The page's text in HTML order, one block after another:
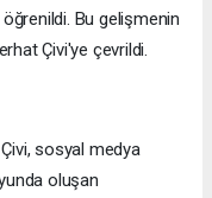
Bu gelişmenin
Çivi'ye çevrildi.
sosyal medya
oluşan